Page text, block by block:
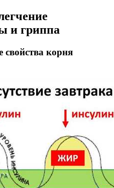
и гриппа
свойства корня